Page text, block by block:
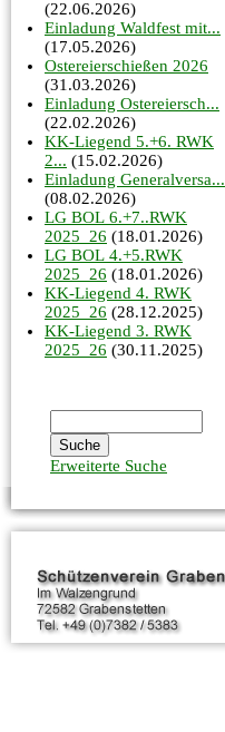
(22.06.2026)
Einladung Waldfest mit...
(17.05.2026)
Ostereierschießen 2026
(31.03.2026)
Einladung Ostereiersch...
(22.02.2026)
KK-Liegend 5.+6. RWK
2... (15.02.2026)
Einladung Generalversa...
(08.02.2026)
LG BOL 6.+7..RWK
2025_26 (18.01.2026)
LG BOL 4.+5.RWK
2025_26 (18.01.2026)
KK-Liegend 4. RWK
2025_26 (28.12.2025)
KK-Liegend 3. RWK
2025_26 (30.11.2025)
Erweiterte Suche